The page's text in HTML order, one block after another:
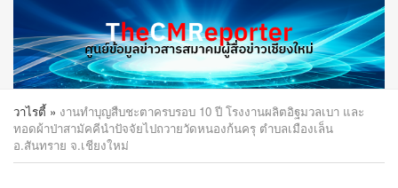
วาไรตี้ » งานทำบุญสืบชะตาครบรอบ 10 ปี โรงงานผลิตอิฐมวลเบา และ
ทอดผ้าป่าสามัคคีนำปัจจัยไปถวายวัดหนองก้นครุ ตำบลเมืองเล็น
อ.สันทราย จ.เชียงใหม่